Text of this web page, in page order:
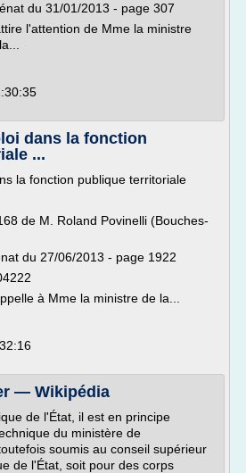
du 31/01/2013 - page 307
l'attention de Mme la ministre
dans la fonction
...
la fonction publique territoriale
de M. Roland Povinelli (Bouches-
du 27/06/2013 - page 1922
à Mme la ministre de la...
— Wikipédia
de l'État, il est en principe
du ministère de
soumis au conseil supérieur
de l'État, soit pour des corps